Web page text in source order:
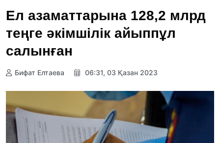
Ел азаматтарына 128,2 млрд
теңге әкімшілік айыппұл
салынған
Бифат Елтаева 06:31, 03 Қазан 2023